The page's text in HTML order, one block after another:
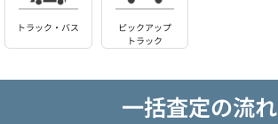
トラック・バス
ピックアップ
トラック
一括査定の流れ